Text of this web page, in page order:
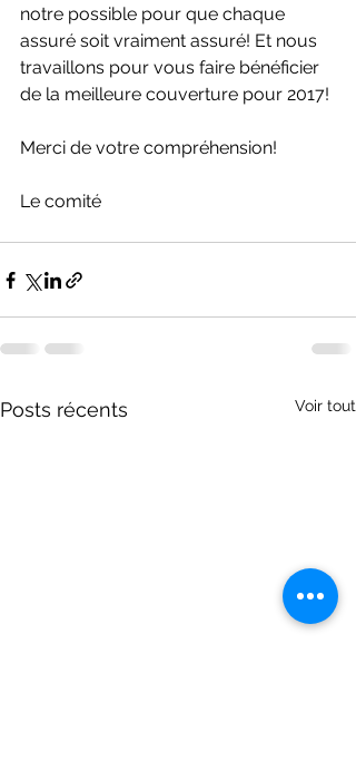
notre possible pour que chaque
assuré soit vraiment assuré! Et nous
travaillons pour vous faire bénéficier
de la meilleure couverture pour 2017!
Merci de votre compréhension!
Le comité
Posts récents Voir tout